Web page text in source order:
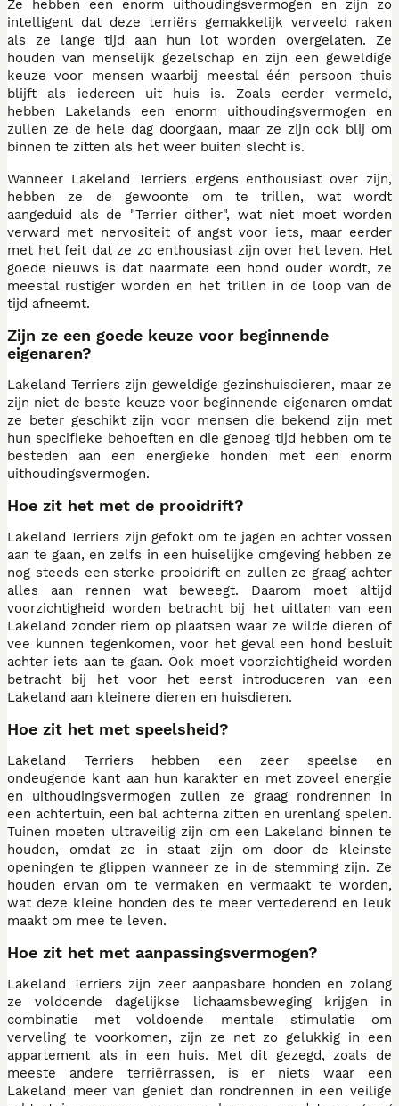
Ze hebben een enorm uithoudingsvermogen en zijn zo
intelligent dat deze terriërs gemakkelijk verveeld raken
als ze lange tijd aan hun lot worden overgelaten. Ze
houden van menselijk gezelschap en zijn een geweldige
keuze voor mensen waarbij meestal één persoon thuis
blijft als iedereen uit huis is. Zoals eerder vermeld,
hebben Lakelands een enorm uithoudingsvermogen en
zullen ze de hele dag doorgaan, maar ze zijn ook blij om
binnen te zitten als het weer buiten slecht is.
Wanneer Lakeland Terriers ergens enthousiast over zijn,
hebben ze de gewoonte om te trillen, wat wordt
aangeduid als de "Terrier dither", wat niet moet worden
verward met nervositeit of angst voor iets, maar eerder
met het feit dat ze zo enthousiast zijn over het leven. Het
goede nieuws is dat naarmate een hond ouder wordt, ze
meestal rustiger worden en het trillen in de loop van de
tijd afneemt.
Zijn ze een goede keuze voor beginnende
eigenaren?
Lakeland Terriers zijn geweldige gezinshuisdieren, maar ze
zijn niet de beste keuze voor beginnende eigenaren omdat
ze beter geschikt zijn voor mensen die bekend zijn met
hun specifieke behoeften en die genoeg tijd hebben om te
besteden aan een energieke honden met een enorm
uithoudingsvermogen.
Hoe zit het met de prooidrift?
Lakeland Terriers zijn gefokt om te jagen en achter vossen
aan te gaan, en zelfs in een huiselijke omgeving hebben ze
nog steeds een sterke prooidrift en zullen ze graag achter
alles aan rennen wat beweegt. Daarom moet altijd
voorzichtigheid worden betracht bij het uitlaten van een
Lakeland zonder riem op plaatsen waar ze wilde dieren of
vee kunnen tegenkomen, voor het geval een hond besluit
achter iets aan te gaan. Ook moet voorzichtigheid worden
betracht bij het voor het eerst introduceren van een
Lakeland aan kleinere dieren en huisdieren.
Hoe zit het met speelsheid?
Lakeland Terriers hebben een zeer speelse en
ondeugende kant aan hun karakter en met zoveel energie
en uithoudingsvermogen zullen ze graag rondrennen in
een achtertuin, een bal achterna zitten en urenlang spelen.
Tuinen moeten ultraveilig zijn om een Lakeland binnen te
houden, omdat ze in staat zijn om door de kleinste
openingen te glippen wanneer ze in de stemming zijn. Ze
houden ervan om te vermaken en vermaakt te worden,
wat deze kleine honden des te meer vertederend en leuk
maakt om mee te leven.
Hoe zit het met aanpassingsvermogen?
Lakeland Terriers zijn zeer aanpasbare honden en zolang
ze voldoende dagelijkse lichaamsbeweging krijgen in
combinatie met voldoende mentale stimulatie om
verveling te voorkomen, zijn ze net zo gelukkig in een
appartement als in een huis. Met dit gezegd, zoals de
meeste andere terriërrassen, is er niets waar een
Lakeland meer van geniet dan rondrennen in een veilige